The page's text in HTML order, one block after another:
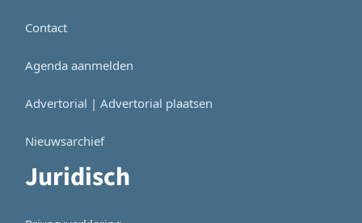
Contact
Agenda aanmelden
Advertorial | Advertorial plaatsen
Nieuwsarchief
Juridisch